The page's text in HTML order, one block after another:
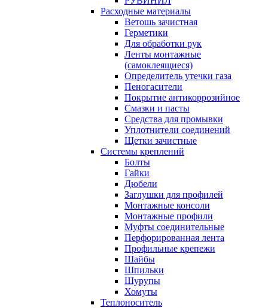
Расходные материалы
Ветошь зачистная
Герметики
Для обработки рук
Ленты монтажные
(самоклеящиеся)
Определитель утечки газа
Пеногасители
Покрытие антикоррозийное
Смазки и пасты
Средства для промывки
Уплотнители соединений
Щетки зачистные
Системы креплений
Болты
Гайки
Дюбели
Заглушки для профилей
Монтажные консоли
Монтажные профили
Муфты соединительные
Перфорированная лента
Профильные крепежи
Шайбы
Шпильки
Шурупы
Хомуты
Теплоноситель